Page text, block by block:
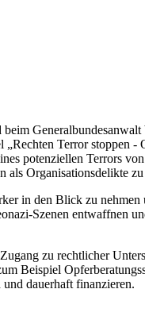
Terror stoppen -
potenziellen Terrors
als Organisationsdelikte
in den Blick zu
Szenen entwaffnen
zu rechtlicher
Beispiel
dauerhaft finanzieren.